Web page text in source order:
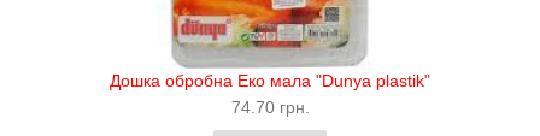
Дошка обробна Еко мала "Dunya plastik"
74.70 грн.